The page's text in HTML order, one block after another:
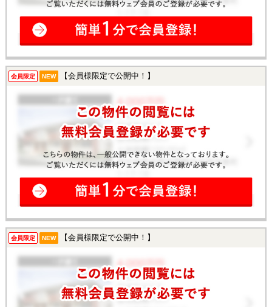
会員限定 NEW 【会員様限定で公開中！】
会員限定 NEW 【会員様限定で公開中！】